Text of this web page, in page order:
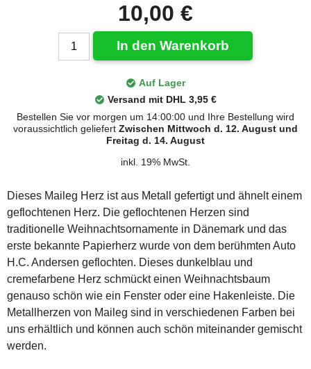
10,00 €
In den Warenkorb
Auf Lager
Versand mit DHL 3,95 €
Bestellen Sie vor morgen um 14:00:00 und Ihre Bestellung wird
voraussichtlich geliefert Zwischen Mittwoch d. 12. August und
Freitag d. 14. August
inkl. 19% MwSt.
Dieses Maileg Herz ist aus Metall gefertigt und ähnelt einem
geflochtenen Herz. Die geflochtenen Herzen sind
traditionelle Weihnachtsornamente in Dänemark und das
erste bekannte Papierherz wurde von dem berühmten Auto
H.C. Andersen geflochten. Dieses dunkelblau und
cremefarbene Herz schmückt einen Weihnachtsbaum
genauso schön wie ein Fenster oder eine Hakenleiste. Die
Metallherzen von Maileg sind in verschiedenen Farben bei
uns erhältlich und können auch schön miteinander gemischt
werden.